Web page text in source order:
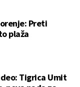
Preti
plaža
Tigrica Umit